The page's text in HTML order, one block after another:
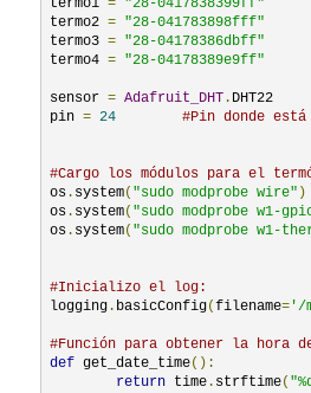
termo1 = "28-0417838399ff"
termo2 = "28-041783898fff"
termo3 = "28-04178386dbff"
termo4 = "28-04178389e9ff"
sensor = Adafruit_DHT . DHT22
pin = 24 #Pin donde está
#Cargo los módulos para el
os . system( "sudo modprobe wire" )
os . system( "sudo modprobe w1-
os . system( "sudo modprobe w1-
#Inicializo el log:
logging . basicConfig(filename= '/
#Función para obtener la hora
def get_date_time():
return time . strftime(